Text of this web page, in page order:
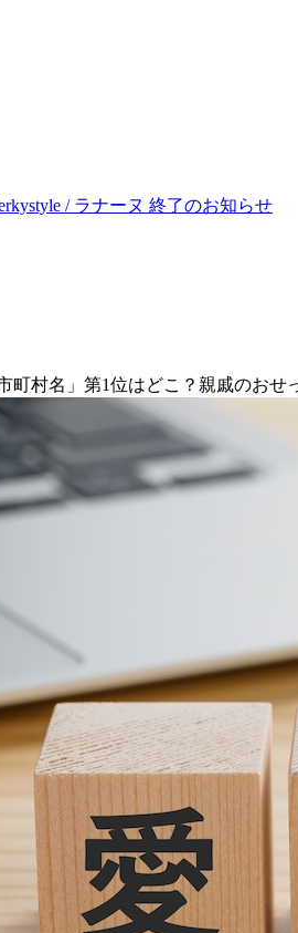
/ ラナーヌ 終了のお知らせ
町村名」第1位はどこ？親戚のお